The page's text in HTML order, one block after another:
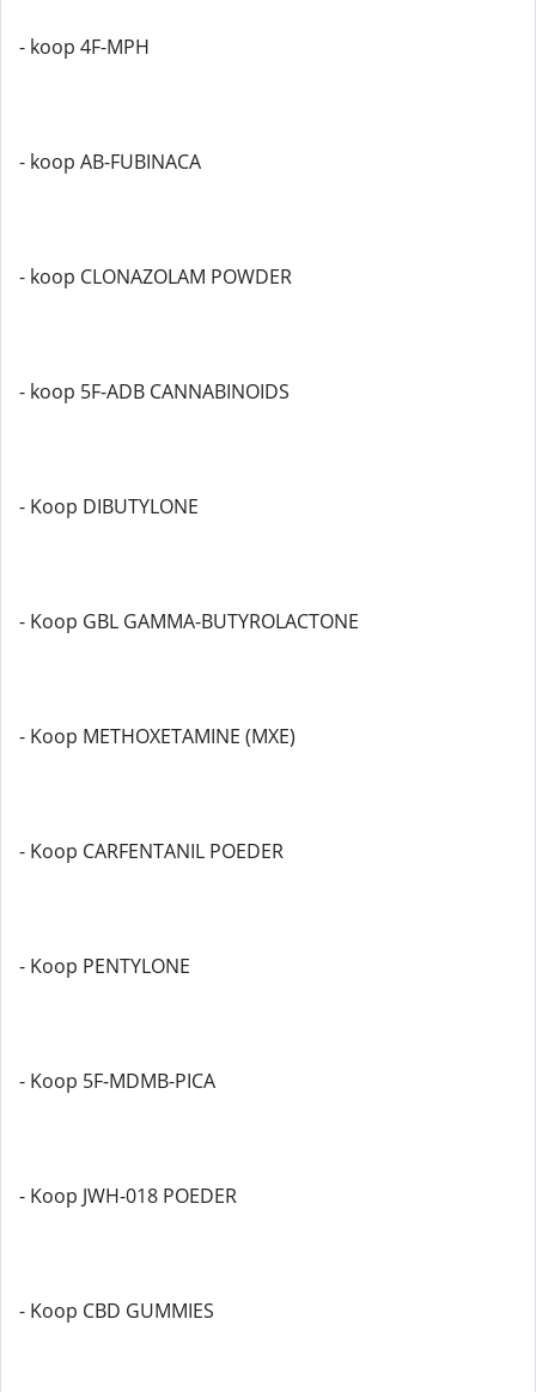
- koop 4F-MPH
- koop AB-FUBINACA
- koop CLONAZOLAM POWDER
- koop 5F-ADB CANNABINOIDS
- Koop DIBUTYLONE
- Koop GBL GAMMA-BUTYROLACTONE
- Koop METHOXETAMINE (MXE)
- Koop CARFENTANIL POEDER
- Koop PENTYLONE
- Koop 5F-MDMB-PICA
- Koop JWH-018 POEDER
- Koop CBD GUMMIES